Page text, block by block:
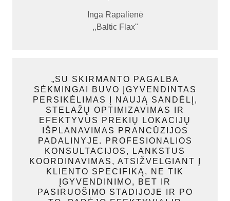
Inga Rapalienė
,,Baltic Flax"
„SU SKIRMANTO PAGALBA
SĖKMINGAI BUVO ĮGYVENDINTAS
PERSIKĖLIMAS Į NAUJĄ SANDĖLĮ,
STELAŽŲ OPTIMIZAVIMAS IR
EFEKTYVUS PREKIŲ LOKACIJŲ
IŠPLANAVIMAS PRANCŪZIJOS
PADALINYJE. PROFESIONALIOS
KONSULTACIJOS, LANKSTUS
KOORDINAVIMAS, ATSIŽVELGIANT Į
KLIENTO SPECIFIKĄ, NE TIK
ĮGYVENDINIMO, BET IR
PASIRUOŠIMO STADIJOJE IR PO